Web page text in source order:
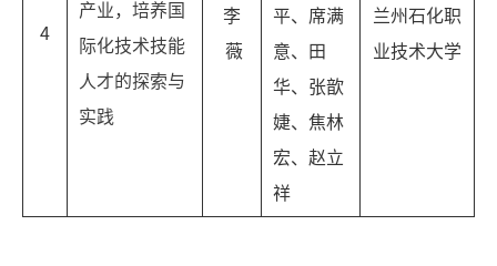
4
产业，培养国
际化技术技能
人才的探索与
实践
李
薇
平、席满
意、田
华、张歆
婕、焦林
宏、赵立
祥
兰州石化职
业技术大学